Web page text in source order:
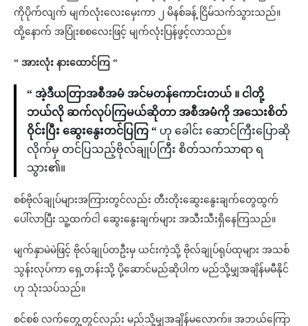
ကိုပိုက်လျက် မျက်လုံးလေးမှေးကာ ၂ မိနစ်ခန့် ငြိမ်သက်သွားသည်။
ထို့နောက် အပြုံးစစလေးဖြင့် မျက်လုံးပြန်ဖွင့်လာသည်။
“ အားလုံး နားထောင်ကြ “
“ အဲ့ဒီယတြာအစီအမံ အင်မတန်ကောင်းတယ် ။ ငါတို့
ဘယ်လို ဆက်လုပ်ကြမယ်ဆိုတာ အစီအမံကို အသေးစိတ်
ဝိုင်းပြီး ဆွေးနွေးတင်ပြကြ “ ဟု ခေါင်း ဆောင်ကြီးပြောဆို
လိုက်မှ တင်ပြသည့်ဗိုလ်ချုပ်ကြီး စိတ်သက်သာရာ ရ
သွား၏။
စစ်ဗိုလ်ချုပ်များအကြားတွင်လည်း တီးတိုးဆွေးနွေးချက်တွေထွက်
ပေါ်လာပြီး သူ့ထက်ငါ ဆွေးနွေးချက်များ အသီးသီးရှိနေကြသည်။
မျက်နှာမဲမဲဖြင့် ဗိုလ်ချုပ်တဦးမှ ယင်းကဲ့သို့ ဗိုလ်ချုပ်ရုပ်ထုများ အသစ်
သွန်းလုပ်ကာ ရှေ့တန်းသို့ ပို့ဆောင်မည်ဆိုပါက မည်သို့မျှအချိန်မမီနိုင်
ဟု သုံးသပ်သည်။
စင်စစ် လက်တွေ့တွင်လည်း မည်သို့မျှအချိန်မလောက်။ အဘယ်ကြော